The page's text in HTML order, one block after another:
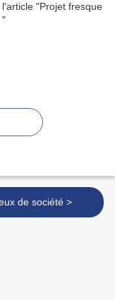
Jeux de société >